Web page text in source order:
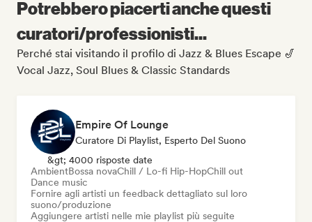
Potrebbero piacerti anche questi
curatori/professionisti...
Perché stai visitando il profilo di Jazz & Blues Escape 🎷
Vocal Jazz, Soul Blues & Classic Standards
Empire Of Lounge
Curatore Di Playlist, Esperto Del Suono
&gt; 4000 risposte date
AmbientBossa novaChill / Lo-fi Hip-HopChill out
Dance music
Fornire agli artisti un feedback dettagliato sul loro
suono/produzione
Aggiungere artisti nelle mie playlist più seguite